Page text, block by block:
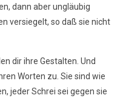
dann aber ungläubig
versiegelt, so daß sie nicht
dir ihre Gestalten. Und
Worten zu. Sie sind wie
jeder Schrei sei gegen sie